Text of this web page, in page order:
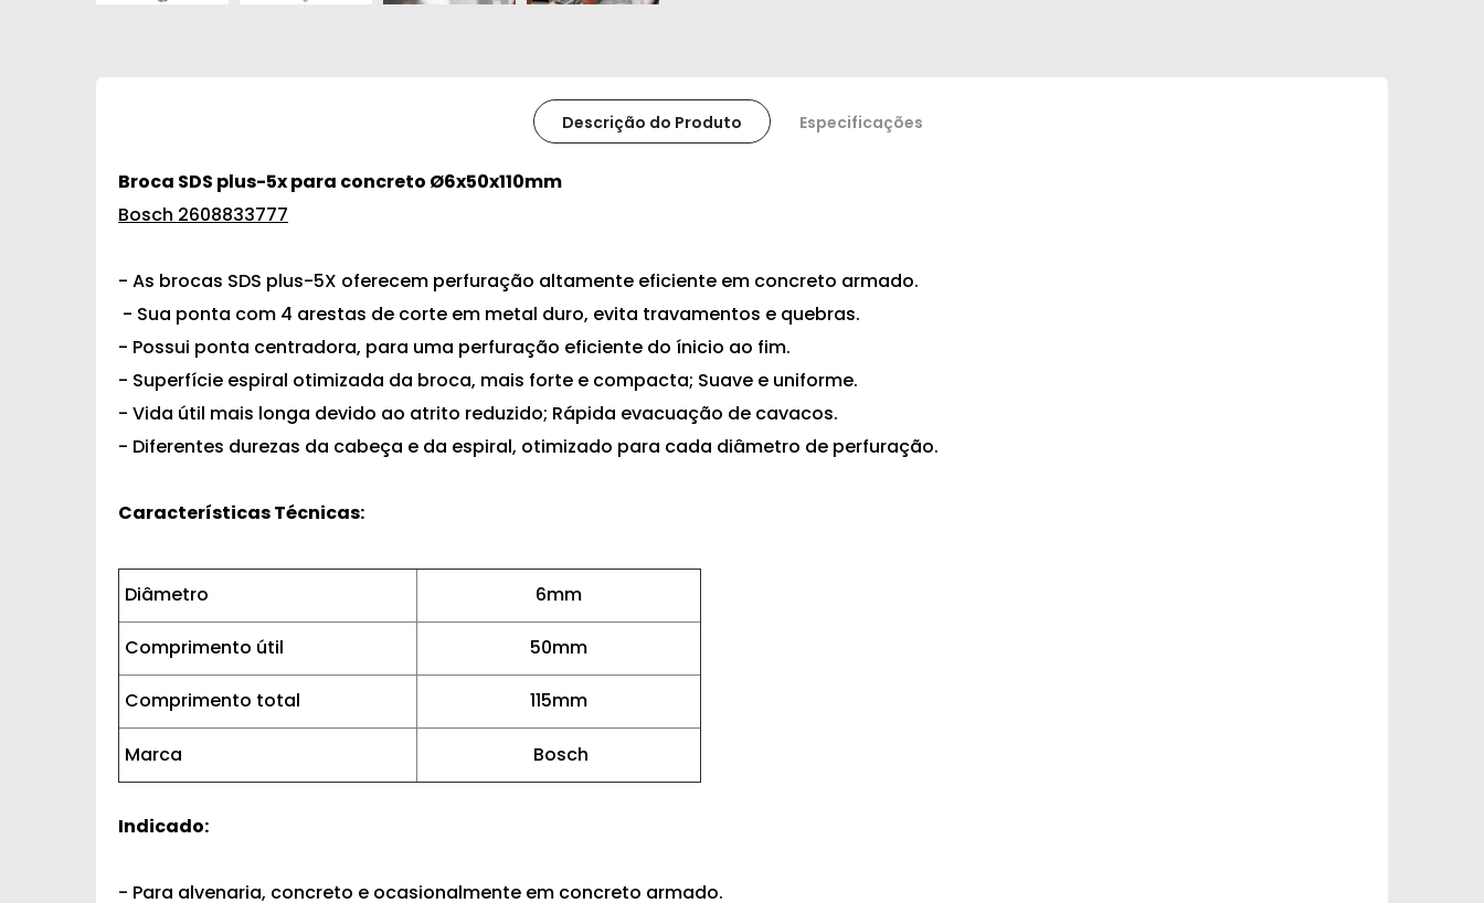
Descrição do Produto Especificações
Broca SDS plus-5x para concreto Ø6x50x110mm
Bosch 2608833777
- As brocas SDS plus-5X oferecem perfuração altamente eficiente em concreto armado.
- Sua ponta com 4 arestas de corte em metal duro, evita travamentos e quebras.
- Possui ponta centradora, para uma perfuração eficiente do ínicio ao fim.
- Superfície espiral otimizada da broca, mais forte e compacta; Suave e uniforme.
- Vida útil mais longa devido ao atrito reduzido; Rápida evacuação de cavacos.
- Diferentes durezas da cabeça e da espiral, otimizado para cada diâmetro de perfuração.
Características Técnicas:
Diâmetro 6mm
Comprimento útil 50mm
Comprimento total 115mm
Marca Bosch
Indicado:
- Para alvenaria, concreto e ocasionalmente em concreto armado.